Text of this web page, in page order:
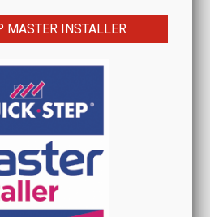
MASTER INSTALLER